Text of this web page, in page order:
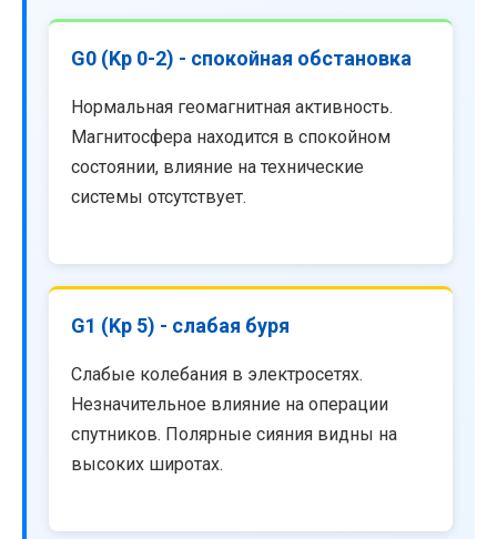
G0 (Kp 0-2) - спокойная обстановка
Нормальная геомагнитная активность.
Магнитосфера находится в спокойном
состоянии, влияние на технические
системы отсутствует.
G1 (Kp 5) - слабая буря
Слабые колебания в электросетях.
Незначительное влияние на операции
спутников. Полярные сияния видны на
высоких широтах.